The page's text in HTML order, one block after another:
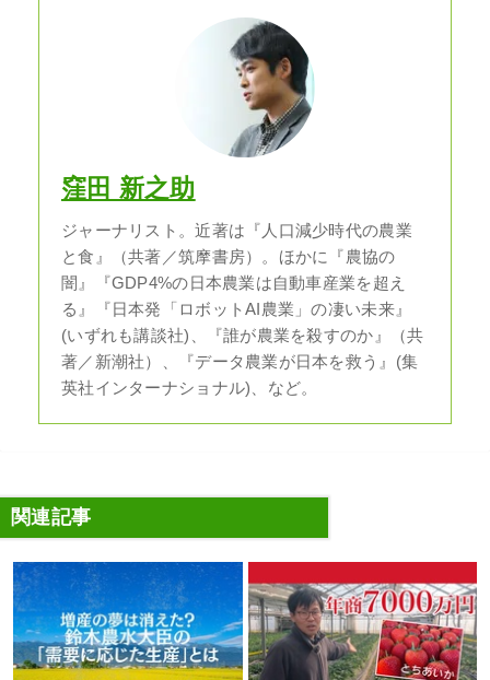
窪田 新之助
ジャーナリスト。近著は『人口減少時代の農業
と食』（共著／筑摩書房）。ほかに『農協の
闇』『GDP4%の日本農業は自動車産業を超え
る』『日本発「ロボットAI農業」の凄い未来』
(いずれも講談社)、『誰が農業を殺すのか』（共
著／新潮社）、『データ農業が日本を救う』(集
英社インターナショナル)、など。
関連記事